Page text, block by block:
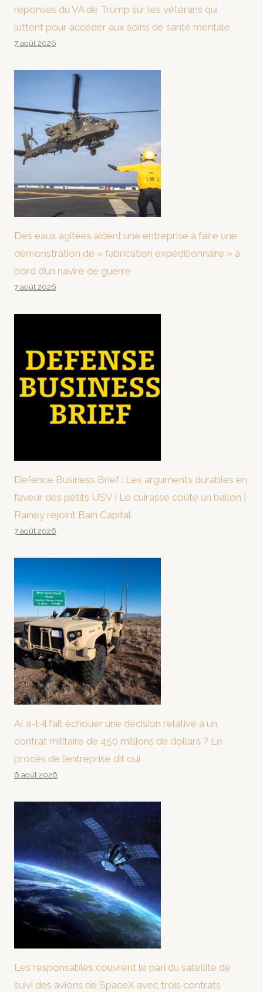
réponses du VA de Trump sur les vétérans qui
luttent pour accéder aux soins de santé mentale
7 août 2026
Des eaux agitées aident une entreprise à faire une
démonstration de « fabrication expéditionnaire » à
bord d’un navire de guerre
7 août 2026
Defence Business Brief : Les arguments durables en
faveur des petits USV | Le cuirassé coûte un ballon |
Rainey rejoint Bain Capital
7 août 2026
AI a-t-il fait échouer une décision relative à un
contrat militaire de 450 millions de dollars ? Le
procès de l’entreprise dit oui
6 août 2026
Les responsables couvrent le pari du satellite de
suivi des avions de SpaceX avec trois contrats